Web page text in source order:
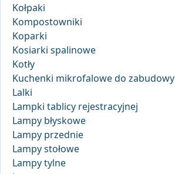
Kołpaki
Kompostowniki
Koparki
Kosiarki spalinowe
Kotły
Kuchenki mikrofalowe do zabudowy
Lalki
Lampki tablicy rejestracyjnej
Lampy błyskowe
Lampy przednie
Lampy stołowe
Lampy tylne